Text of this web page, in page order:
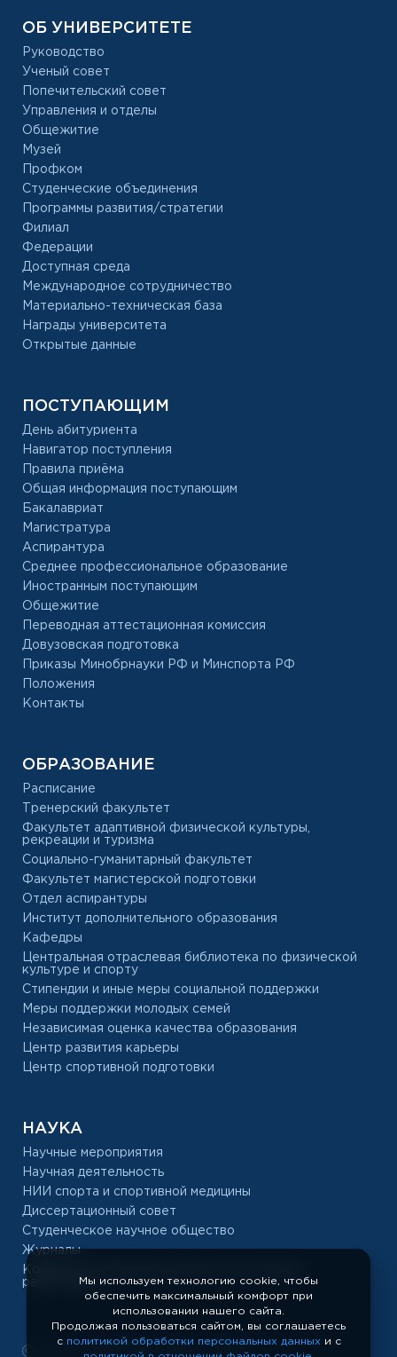
ОБ УНИВЕРСИТЕТЕ
Руководство
Ученый совет
Попечительский совет
Управления и отделы
Общежитие
Музей
Профком
Студенческие объединения
Программы развития/стратегии
Филиал
Федерации
Доступная среда
Международное сотрудничество
Материально-техническая база
Награды университета
Открытые данные
ПОСТУПАЮЩИМ
День абитуриента
Навигатор поступления
Правила приёма
Общая информация поступающим
Бакалавриат
Магистратура
Аспирантура
Среднее профессиональное образование
Иностранным поступающим
Общежитие
Переводная аттестационная комиссия
Довузовская подготовка
Приказы Минобрнауки РФ и Минспорта РФ
Положения
Контакты
ОБРАЗОВАНИЕ
Расписание
Тренерский факультет
Факультет адаптивной физической культуры,
рекреации и туризма
Социально-гуманитарный факультет
Факультет магистерской подготовки
Отдел аспирантуры
Институт дополнительного образования
Кафедры
Центральная отраслевая библиотека по физической
культуре и спорту
Стипендии и иные меры социальной поддержки
Меры поддержки молодых семей
Независимая оценка качества образования
Центр развития карьеры
Центр спортивной подготовки
НАУКА
Научные мероприятия
Научная деятельность
НИИ спорта и спортивной медицины
Диссертационный совет
Студенческое научное общество
Журналы
Конкурс на замещение должностей научных
работников
РУС «ГЦОЛИФК», 1918 — 2026
Мы используем технологию cookie, чтобы
обеспечить максимальный комфорт при
использовании нашего сайта.
Продолжая пользоваться сайтом, вы соглашаетесь
с политикой обработки персональных данных и с